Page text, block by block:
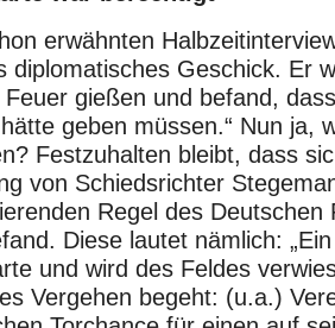
erwähnten
diplomatisches Geschick. Er
gießen und befand,
geben müssen.“ Nun ja,
Festzuhalten bleibt, dass
von Schiedsrichter
Regel des Deutschen
Diese lautet nämlich:
und wird des Feldes
Vergehen begeht: (u.a.)